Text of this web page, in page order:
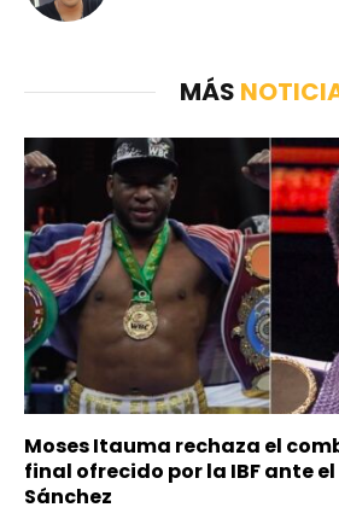
MÁS
Moses Itauma rechaza el
final ofrecido por la IBF ante
Sánchez